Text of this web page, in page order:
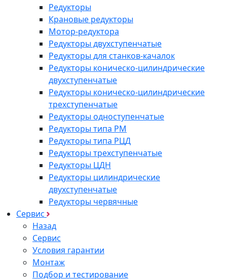
Редукторы
Крановые редукторы
Мотор-редуктора
Редукторы двухступенчатые
Редукторы для станков-качалок
Редукторы коническо-цилиндрические
двухступенчатые
Редукторы коническо-цилиндрические
трехступенчатые
Редукторы одноступенчатые
Редукторы типа РМ
Редукторы типа РЦД
Редукторы трехступенчатые
Редукторы ЦДН
Редукторы цилиндрические
двухступенчатые
Редукторы червячные
Сервис
Назад
Сервис
Условия гарантии
Монтаж
Подбор и тестирование